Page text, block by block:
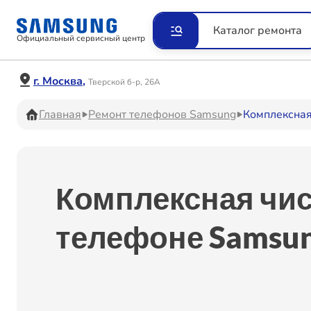
Официальный сервисный центр
Каталог ремонта
г. Москва, Тверской б-р, 26А
Главная Ремонт телефонов Samsung
Комплексная
телефоне
Ремонт Видеокамер
Ремонт Наушников
Ремонт Холодильников